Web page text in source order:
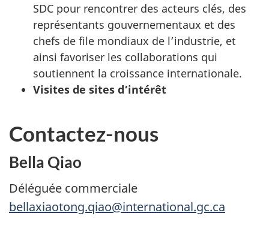
SDC pour rencontrer des acteurs clés, des
représentants gouvernementaux et des
chefs de file mondiaux de l’industrie, et
ainsi favoriser les collaborations qui
soutiennent la croissance internationale.
Visites de sites d’intérêt
Contactez-nous
Bella Qiao
Déléguée commerciale
bellaxiaotong.qiao@international.gc.ca